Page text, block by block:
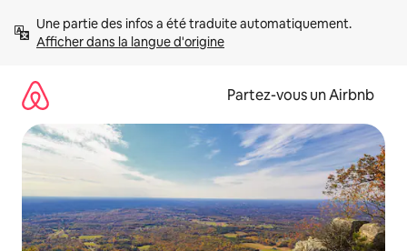
directement
Afficher dans la langue d'origine
Partez-vous un Airbnb